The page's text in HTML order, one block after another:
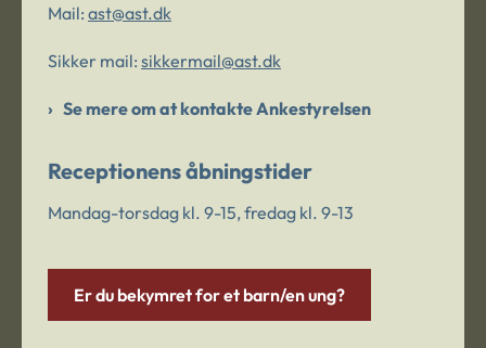
Mail: ast@ast.dk
Sikker mail: sikkermail@ast.dk
Se mere om at kontakte Ankestyrelsen
Receptionens åbningstider
Mandag-torsdag kl. 9-15, fredag kl. 9-13
Er du bekymret for et barn/en ung?